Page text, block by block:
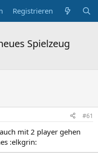
Registrieren
Spielzeug
#61
mit 2 player gehen
:elkgrin: